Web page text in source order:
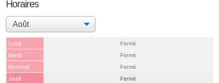
Horaires
Lundi
Fermé
Mardi
Fermé
Mercredi
Fermé
Jeudi
Fermé